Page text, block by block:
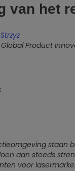
van het
Product
staan
aan steeds
voor